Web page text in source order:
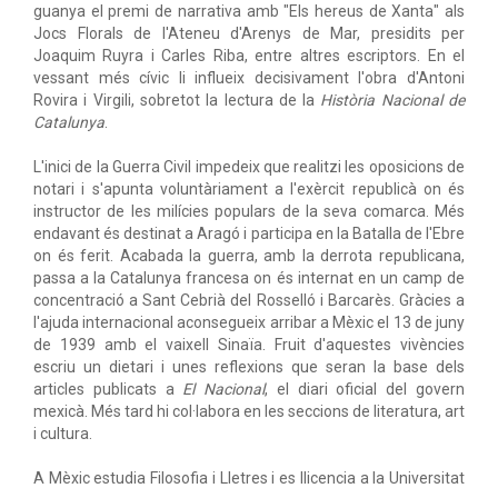
guanya el premi de narrativa amb "Els hereus de Xanta" als
Jocs Florals de l'Ateneu d'Arenys de Mar, presidits per
Joaquim Ruyra i Carles Riba, entre altres escriptors. En el
vessant més cívic li influeix decisivament l'obra d'Antoni
Rovira i Virgili, sobretot la lectura de la Història Nacional de
Catalunya
L'inici de la Guerra Civil impedeix que realitzi les oposicions de
notari i s'apunta voluntàriament a l'exèrcit republicà on és
instructor de les milícies populars de la seva comarca. Més
endavant és destinat a Aragó i participa en la Batalla de l'Ebre
on és ferit. Acabada la guerra, amb la derrota republicana,
passa a la Catalunya francesa on és internat en un camp de
concentració a Sant Cebrià del Rosselló i Barcarès. Gràcies a
l'ajuda internacional aconsegueix arribar a Mèxic el 13 de juny
de 1939 amb el vaixell Sinaïa. Fruit d'aquestes vivències
escriu un dietari i unes reflexions que seran la base dels
articles publicats a El Nacional, el diari oficial del govern
mexicà. Més tard hi col·labora en les seccions de literatura, art
i cultura.
A Mèxic estudia Filosofia i Lletres i es llicencia a la Universitat